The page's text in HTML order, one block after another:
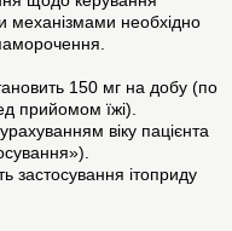
механізмами необхідно
150 мг на добу (по
прийомом їжі).
віку пацієнта
застосування ітоприду